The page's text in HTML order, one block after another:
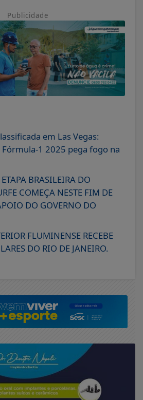
Publicidade
em Las Vegas:
1 2025 pega fogo na
BRASILEIRA DO
COMEÇA NESTE FIM DE
DO GOVERNO DO
FLUMINENSE RECEBE
DO RIO DE JANEIRO.